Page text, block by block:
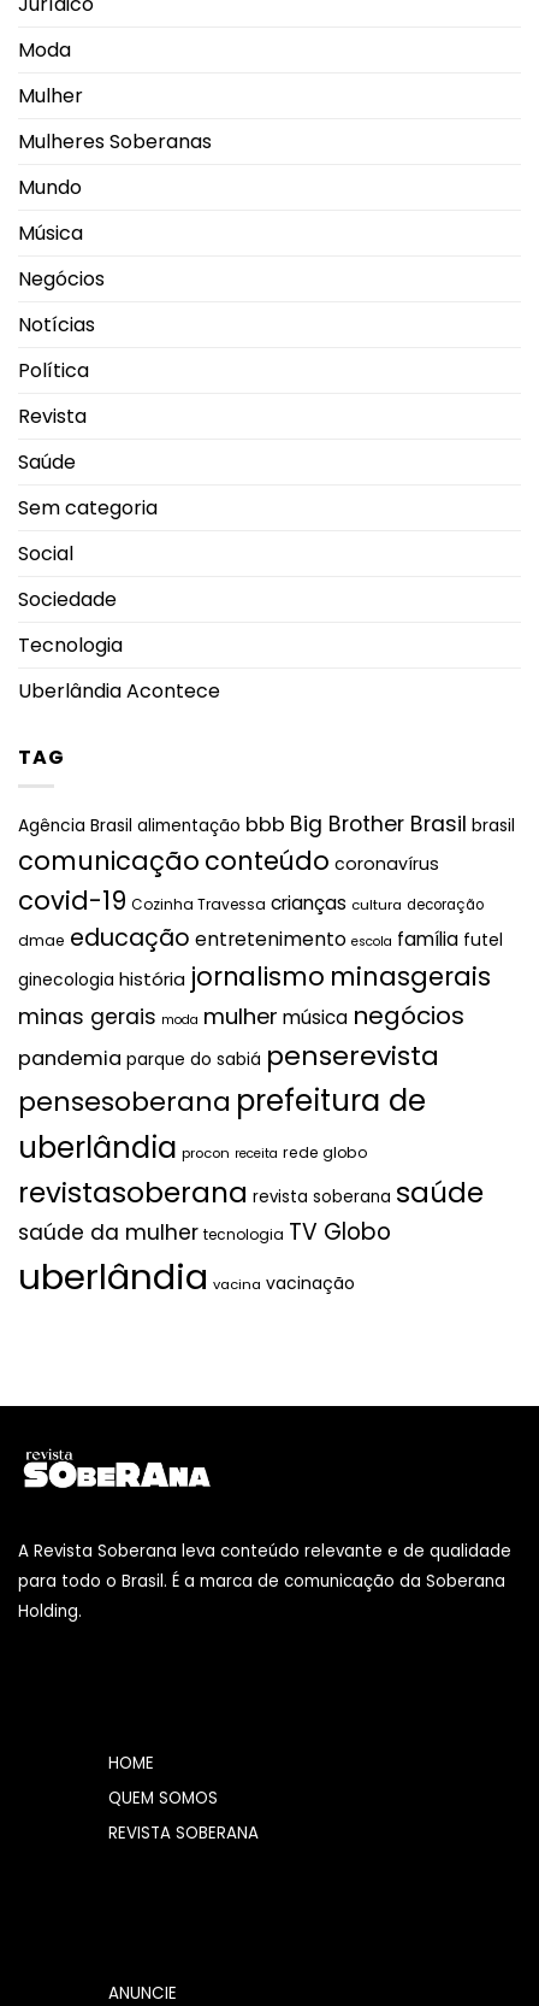
Moda
Mulher
Mulheres Soberanas
Mundo
Música
Negócios
Notícias
Política
Revista
Saúde
Sem categoria
Social
Sociedade
Tecnologia
Uberlândia Acontece
TAG
Agência Brasil alimentação bbb Big Brother Brasil brasil
comunicação conteúdo coronavírus
covid-19 Cozinha Travessa crianças cultura decoração
dmae educação entretenimento escola família futel
ginecologia história jornalismo minasgerais
minas gerais moda mulher música negócios
pandemia parque do sabiá penserevista
pensesoberana prefeitura de
uberlândia procon receita rede globo
revistasoberana revista soberana saúde
saúde da mulher tecnologia TV Globo
uberlândia vacina vacinação
A Revista Soberana leva conteúdo relevante e de qualidade
para todo o Brasil. É a marca de comunicação da Soberana
Holding.
HOME
QUEM SOMOS
REVISTA SOBERANA
ANUNCIE